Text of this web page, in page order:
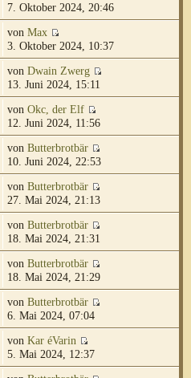
7. Oktober 2024, 20:46
von Max
3. Oktober 2024, 10:37
von Dwain Zwerg
13. Juni 2024, 15:11
von Okc, der Elf
12. Juni 2024, 11:56
von Butterbrotbär
10. Juni 2024, 22:53
von Butterbrotbär
27. Mai 2024, 21:13
von Butterbrotbär
18. Mai 2024, 21:31
von Butterbrotbär
18. Mai 2024, 21:29
von Butterbrotbär
6. Mai 2024, 07:04
von Kar éVarin
5. Mai 2024, 12:37